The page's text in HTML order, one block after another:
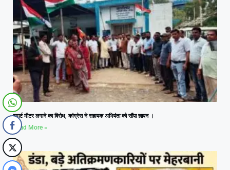
स्मार्ट मीटर लगाने का विरोध, कांग्रेस ने सहायक अभियंता को सौंपा ज्ञापन ।
Read More »